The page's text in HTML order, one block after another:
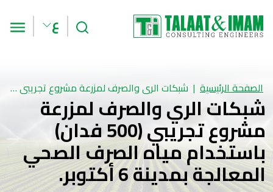
بحث ع
الصفحة الرئيسية شبكات الري والصرف لمزرعة مشروع تجريبي (500 فدان) باستخدام مياه الصرف الصحي المعالجة بمدينة 6 أكتوبر.
شبكات الري والصرف لمزرعة
مشروع تجريبي (500 فدان)
باستخدام مياه الصرف الصحي
المعالجة بمدينة 6 أكتوبر.